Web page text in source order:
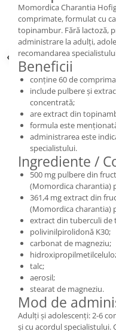
Momordica Charantia
comprimate, formulat cu
topinambur. Fără lactoză,
administrare la adulți,
recomandarea
Beneficii
conține 60 de
include pulbere și
concentrată;
are extract din
formula este
administrarea este
specialistului.
Ingrediente /
500 mg pulbere din
(Momordica charantia)
361,4 mg extract din
(Momordica charantia)
extract din tuberculi
polivinilpirolidonă K30;
carbonat de magneziu;
talc;
aerosil;
stearat de magneziu.
Mod de
Adulți și adolescenți: 2-6
și cu acordul specialistului.